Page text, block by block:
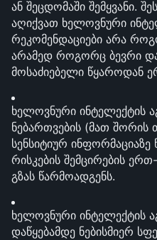
ან შეცდომაში შემყვანი.
აღიქვათ ხელოვნური
რეკომენდაციები არა
არამედ როგორც ბევრი
მოსაძიებელი წყაროდან
ხელოვნური ინტელექტის
ნებართვების (მათ შორის
სენსიტიურ
რისკების შემცირების
გზას წარმოადგენს.
ხელოვნური ინტელექტის
დაწყებამდე ნებისმიერ